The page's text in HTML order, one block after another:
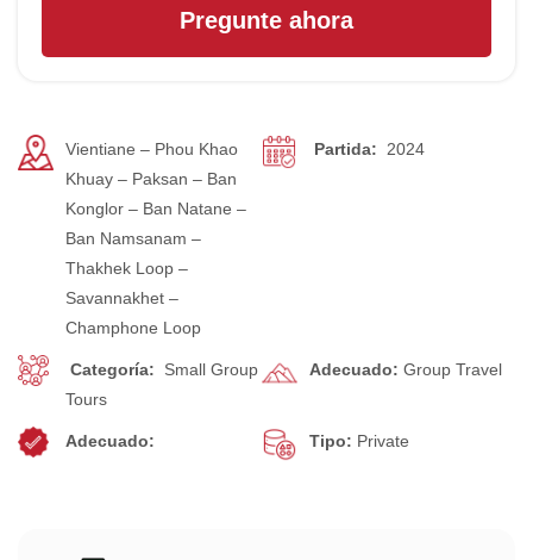
Pregunte ahora
Vientiane – Phou Khao
Khuay – Paksan – Ban
Konglor – Ban Natane –
Ban Namsanam –
Thakhek Loop –
Savannakhet –
Champhone Loop
Partida: 2024
Categoría:
Small Group
Tours
Adecuado: Group Travel
Adecuado: Tipo: Private